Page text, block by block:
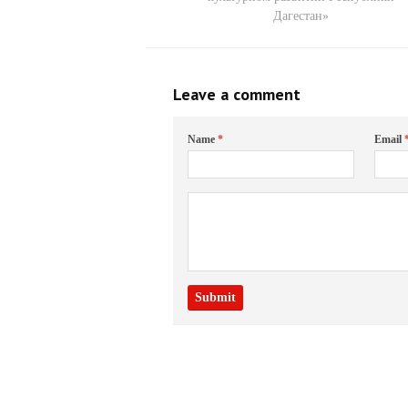
Дагестан»
Leave a comment
Name* Email